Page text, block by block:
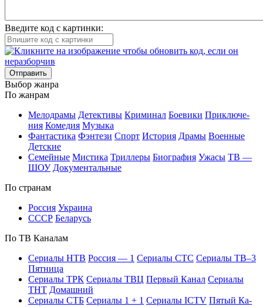
Введите код с картинки:
Отправить
Вы­бор жан­ра
По жан­рам
Ме­ло­дра­мы Де­тек­ти­вы Кри­ми­нал Бое­ви­ки При­клю­че­
ния Ко­ме­дия Му­зы­ка
Фан­та­сти­ка Фэн­те­зи Спорт Ис­то­рия Дра­мы Во­ен­ные
Дет­ские
Се­мей­ные Мис­ти­ка Трил­ле­ры Био­гра­фия Ужа­сы ТВ —
ШОУ До­ку­мен­таль­ные
По стра­нам
Рос­сия Ук­раи­на
СССР Бе­ла­русь
По ТВ Ка­на­лам
Се­риа­лы НТВ Рос­сия — 1 Се­риа­лы СТС Се­риа­лы ТВ–3
Пят­ни­ца
Се­риа­лы ТРК Се­риа­лы ТВЦ Пер­вый Ка­нал Се­риа­лы
ТНТ До­маш­ний
Се­риа­лы СТБ Се­риа­лы 1 + 1 Се­риа­лы ICTV Пя­тый Ка­